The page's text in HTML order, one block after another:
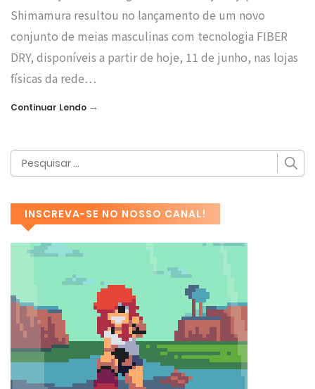
Shimamura resultou no lançamento de um novo
conjunto de meias masculinas com tecnologia FIBER
DRY, disponíveis a partir de hoje, 11 de junho, nas lojas
físicas da rede…
Continuar Lendo →
INSCREVA-SE NO NOSSO CANAL!